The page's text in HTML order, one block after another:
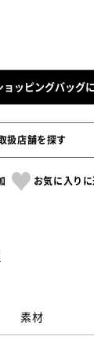
ョッピングバッグ
扱店舗を探す
お気に入り
素材